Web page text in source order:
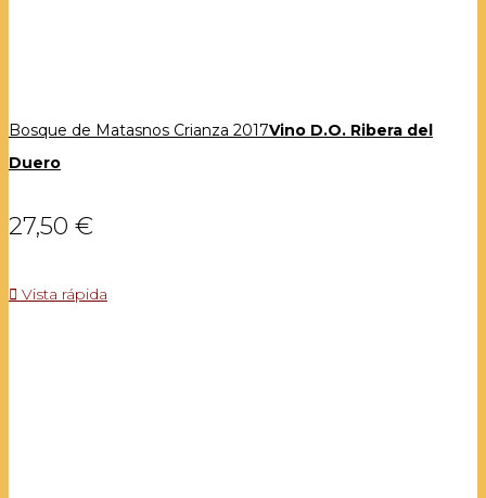
Bosque de Matasnos Crianza 2017Vino D.O. Ribera del
Duero
27,50 €
 Vista rápida